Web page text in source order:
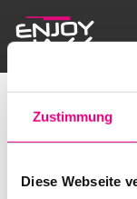
Zustimmung
Diese Webseite